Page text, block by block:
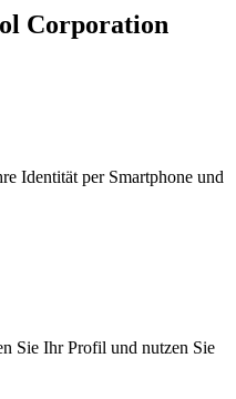
Corporation
Identität per Smartphone und
Sie Ihr Profil und nutzen Sie